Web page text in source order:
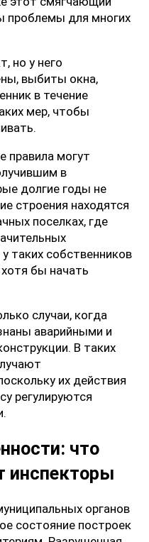
проблемы для многих
но у него
выбиты окна,
в течение
мер, чтобы
правила могут
в
долгие годы не
строения находятся
поселках, где
таких собственников
бы начать
случаи, когда
аварийными и
В таких
их действия
регулируются
что
инспекторы
органов
состояние построек